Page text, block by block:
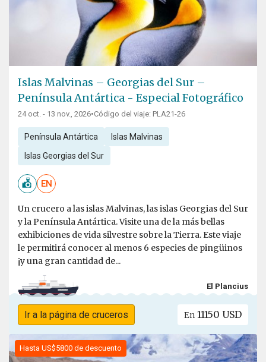
Islas Malvinas – Georgias del Sur –
Península Antártica - Especial Fotográfico
24 oct. - 13 nov., 2026•Código del viaje: PLA21-26
Península Antártica Islas Malvinas
Islas Georgias del Sur
EN
Un crucero a las islas Malvinas, las islas Georgias del Sur
y la Península Antártica. Visite una de la más bellas
exhibiciones de vida silvestre sobre la Tierra. Este viaje
le permitirá conocer al menos 6 especies de pingüinos
¡y una gran cantidad de...
El Plancius
Ir a la página de cruceros En 11150 USD
Hasta US$5800 de descuento